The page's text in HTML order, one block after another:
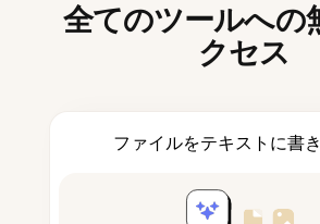
全てのツールへの
クセス
ファイルをテキストに書